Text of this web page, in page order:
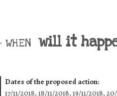
• WHEN will it
Dates of the proposed action:
17/11/2018, 18/11/2018, 19/11/2018,